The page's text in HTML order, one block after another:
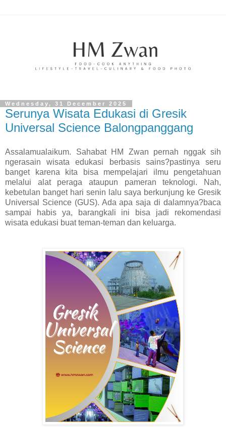
Wednesday, 31 December 2025
Serunya Wisata Edukasi di Gresik
Universal Science Balongpanggang
Assalamualaikum. Sahabat HM Zwan pernah nggak sih
ngerasain wisata edukasi berbasis sains?pastinya seru
banget karena kita bisa mempelajari ilmu pengetahuan
melalui alat peraga ataupun pameran teknologi. Nah,
kebetulan banget hari senin lalu saya berkunjung ke Gresik
Universal Science (GUS). Ada apa saja di dalamnya?baca
sampai habis ya, barangkali ini bisa jadi rekomendasi
wisata edukasi buat teman-teman dan keluarga.